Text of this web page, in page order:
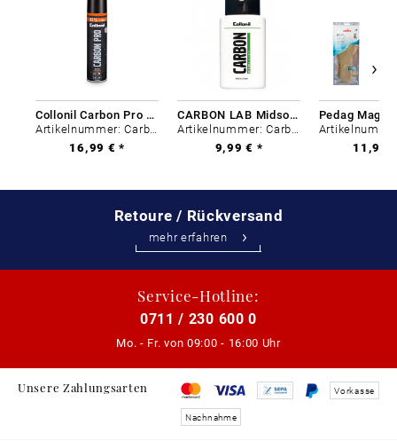
Collonil Carbon Pro 400 ml
Artikelnummer: Carbon-0
16,99 € *
CARBON LAB Midsole Cleaner
Artikelnummer: Carbon-0
9,99 € *
11,99
Retoure / Rückversand
mehr erfahren
Service-Hotline:
0711 / 230 600 0
Mo. - Fr. von 09:00 - 16:00 Uhr
Unsere Zahlungsarten Vorkasse
Nachnahme